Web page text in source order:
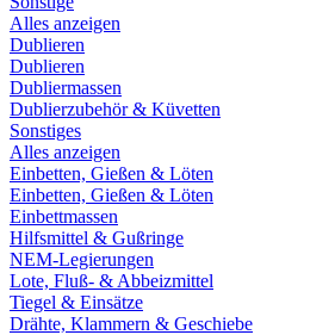
Alles anzeigen
Dublieren
Dublieren
Dubliermassen
Dublierzubehör & Küvetten
Sonstiges
Alles anzeigen
Einbetten, Gießen & Löten
Einbetten, Gießen & Löten
Einbettmassen
Hilfsmittel & Gußringe
NEM-Legierungen
Lote, Fluß- & Abbeizmittel
Tiegel & Einsätze
Drähte, Klammern & Geschiebe